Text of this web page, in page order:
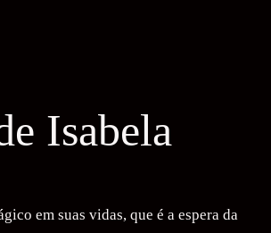
Isabela
em suas vidas, que é a espera da